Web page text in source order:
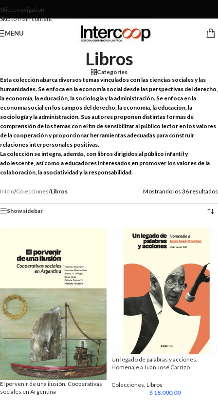
Skip to navigation
Skip to main content
MENU
Libros
Categories
Esta colección abarca diversos temas vinculados con las ciencias sociales y las
humanidades. Se enfoca en la economía social desde las perspectivas del derecho,
la economía, la educación, la sociología y la administración. Se enfoca en la
economía social en los campos del derecho, la economía, la educación, la
sociología y la administración. Sus autores proponen distintas formas de
comprensión de los temas con el fin de sensibilizar al público lector en los valores
de la cooperación y proporcionar herramientas adecuadas para construir
relaciones interpersonales positivas.
La colección se integra, además, con libros dirigidos al público infantil y
adolescente, así como a educadores interesados en promover los valores de la
colaboración, la asociatividad y la responsabilidad.
Inicio/Colecciones/Libros Mostrando los 36 resultados
Show sidebar
El porvenir de una ilusión. Cooperativas
sociales en Argentina
Un legado de palabras y acciones.
Homenaje a Juan José Carrizo
Colecciones, Libros
$18.000,00